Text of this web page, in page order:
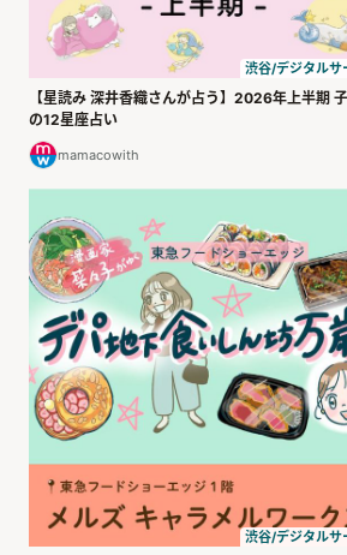
渋谷/デジタルサ
【星読み 深井香織さんが占う】2026年上半期
の12星座占い
mamacowith
渋谷/デジタルサ